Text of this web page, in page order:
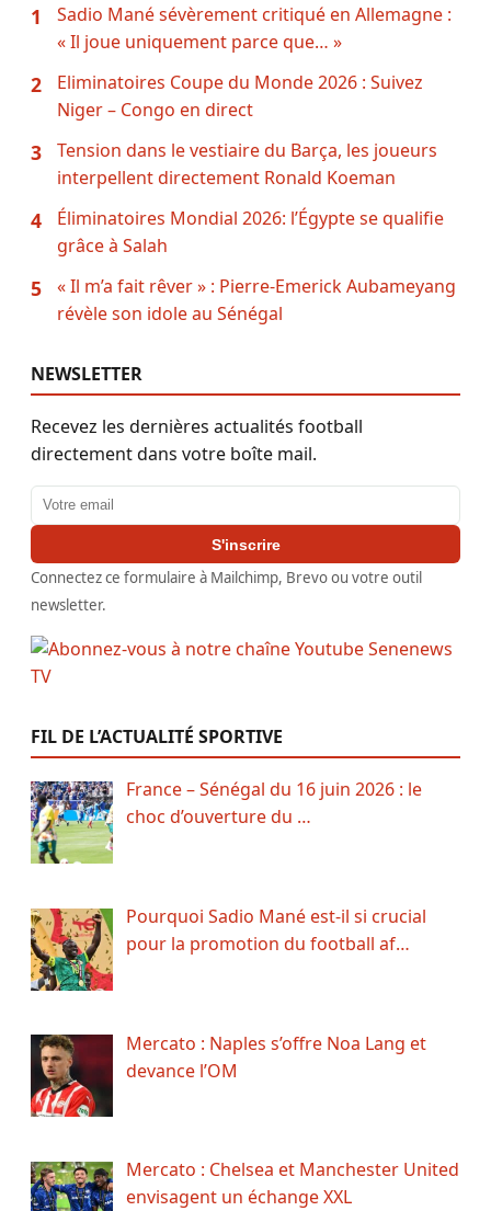
1
Sadio Mané sévèrement critiqué en Allemagne :
« Il joue uniquement parce que… »
2
Eliminatoires Coupe du Monde 2026 : Suivez
Niger – Congo en direct
3
Tension dans le vestiaire du Barça, les joueurs
interpellent directement Ronald Koeman
4
Éliminatoires Mondial 2026: l’Égypte se qualifie
grâce à Salah
5
« Il m’a fait rêver » : Pierre-Emerick Aubameyang
révèle son idole au Sénégal
NEWSLETTER
Recevez les dernières actualités football
directement dans votre boîte mail.
Adresse email
S'inscrire
Connectez ce formulaire à Mailchimp, Brevo ou votre outil
newsletter.
FIL DE L’ACTUALITÉ SPORTIVE
France – Sénégal du 16 juin 2026 : le
choc d’ouverture du …
Pourquoi Sadio Mané est-il si crucial
pour la promotion du football af…
Mercato : Naples s’offre Noa Lang et
devance l’OM
Mercato : Chelsea et Manchester United
envisagent un échange XXL